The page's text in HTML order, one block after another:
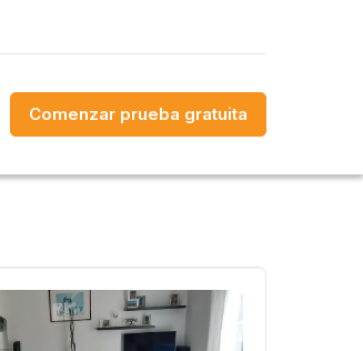
Comenzar prueba gratuita